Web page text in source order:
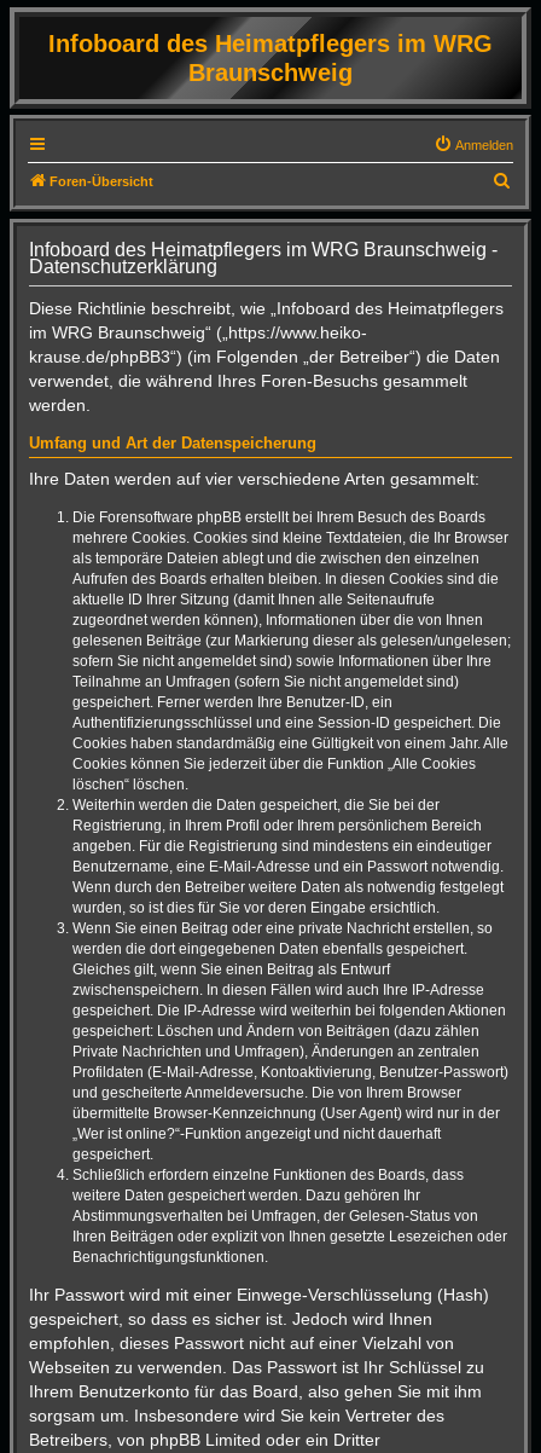
Infoboard des Heimatpflegers im WRG
Braunschweig
Anmelden
Foren-Übersicht
u
Infoboard des Heimatpflegers im WRG Braunschweig -
Datenschutzerklärung
Diese Richtlinie beschreibt, wie „Infoboard des Heimatpflegers
im WRG Braunschweig“ („https://www.heiko-
krause.de/phpBB3“) (im Folgenden „der Betreiber“) die Daten
verwendet, die während Ihres Foren-Besuchs gesammelt
werden.
Umfang und Art der Datenspeicherung
Ihre Daten werden auf vier verschiedene Arten gesammelt:
Die Forensoftware phpBB erstellt bei Ihrem Besuch des Boards
mehrere Cookies. Cookies sind kleine Textdateien, die Ihr Browser
als temporäre Dateien ablegt und die zwischen den einzelnen
Aufrufen des Boards erhalten bleiben. In diesen Cookies sind die
aktuelle ID Ihrer Sitzung (damit Ihnen alle Seitenaufrufe
zugeordnet werden können), Informationen über die von Ihnen
gelesenen Beiträge (zur Markierung dieser als gelesen/ungelesen;
sofern Sie nicht angemeldet sind) sowie Informationen über Ihre
Teilnahme an Umfragen (sofern Sie nicht angemeldet sind)
gespeichert. Ferner werden Ihre Benutzer-ID, ein
Authentifizierungsschlüssel und eine Session-ID gespeichert. Die
Cookies haben standardmäßig eine Gültigkeit von einem Jahr. Alle
Cookies können Sie jederzeit über die Funktion „Alle Cookies
löschen“ löschen.
Weiterhin werden die Daten gespeichert, die Sie bei der
Registrierung, in Ihrem Profil oder Ihrem persönlichem Bereich
angeben. Für die Registrierung sind mindestens ein eindeutiger
Benutzername, eine E-Mail-Adresse und ein Passwort notwendig.
Wenn durch den Betreiber weitere Daten als notwendig festgelegt
wurden, so ist dies für Sie vor deren Eingabe ersichtlich.
Wenn Sie einen Beitrag oder eine private Nachricht erstellen, so
werden die dort eingegebenen Daten ebenfalls gespeichert.
Gleiches gilt, wenn Sie einen Beitrag als Entwurf
zwischenspeichern. In diesen Fällen wird auch Ihre IP-Adresse
gespeichert. Die IP-Adresse wird weiterhin bei folgenden Aktionen
gespeichert: Löschen und Ändern von Beiträgen (dazu zählen
Private Nachrichten und Umfragen), Änderungen an zentralen
Profildaten (E-Mail-Adresse, Kontoaktivierung, Benutzer-Passwort)
und gescheiterte Anmeldeversuche. Die von Ihrem Browser
übermittelte Browser-Kennzeichnung (User Agent) wird nur in der
„Wer ist online?“-Funktion angezeigt und nicht dauerhaft
gespeichert.
Schließlich erfordern einzelne Funktionen des Boards, dass
weitere Daten gespeichert werden. Dazu gehören Ihr
Abstimmungsverhalten bei Umfragen, der Gelesen-Status von
Ihren Beiträgen oder explizit von Ihnen gesetzte Lesezeichen oder
Benachrichtigungsfunktionen.
Ihr Passwort wird mit einer Einwege-Verschlüsselung (Hash)
gespeichert, so dass es sicher ist. Jedoch wird Ihnen
empfohlen, dieses Passwort nicht auf einer Vielzahl von
Webseiten zu verwenden. Das Passwort ist Ihr Schlüssel zu
Ihrem Benutzerkonto für das Board, also gehen Sie mit ihm
sorgsam um. Insbesondere wird Sie kein Vertreter des
Betreibers, von phpBB Limited oder ein Dritter